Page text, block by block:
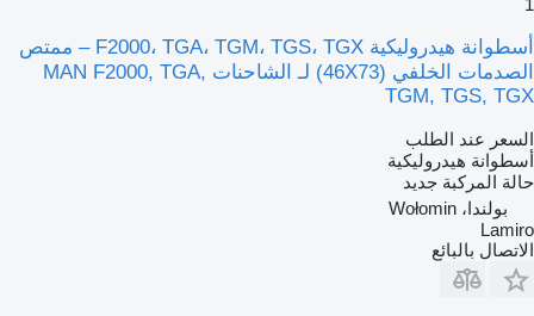
1
أسطوانة هيدروليكية F2000، TGA، TGM، TGS، TGX – ممتص
الصدمات الخلفي (46X73) لـ الشاحنات MAN F2000, TGA,
TGM, TGS, TGX
السعر عند الطلب
أسطوانة هيدروليكية
حالة المركبة جديد
بولندا، Wołomin
Lamiro
الاتصال بالبائع